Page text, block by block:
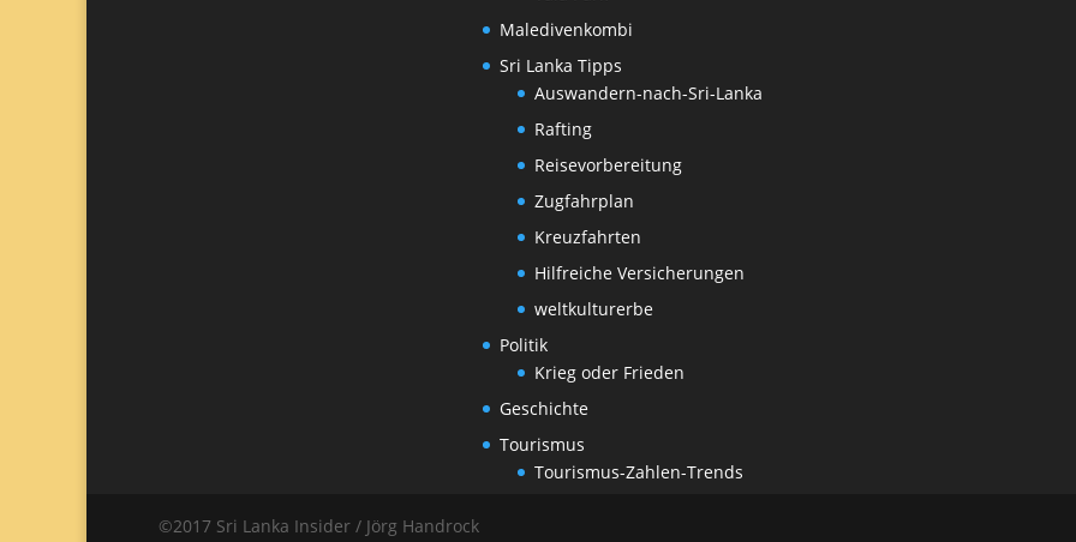
Maledivenkombi
Sri Lanka Tipps
Auswandern-nach-Sri-Lanka
Rafting
Reisevorbereitung
Zugfahrplan
Kreuzfahrten
Hilfreiche Versicherungen
weltkulturerbe
Politik
Krieg oder Frieden
Geschichte
Tourismus
Tourismus-Zahlen-Trends
©2017 Sri Lanka Insider / Jörg Handrock